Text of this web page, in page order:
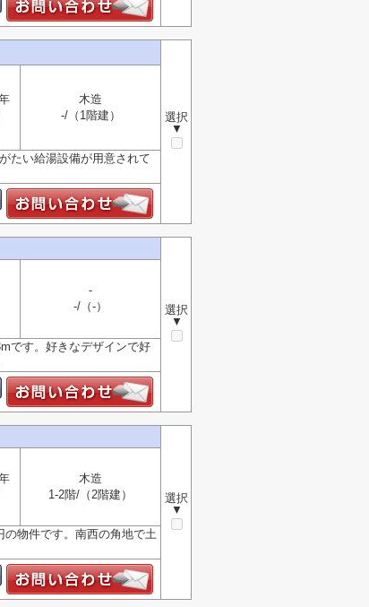
選択
▼
木造
-/（1階建）
たい給湯設備が用意されて
選択
▼
-
-/（-）
です。好きなデザインで好
選択
▼
木造
1-2階/（2階建）
の物件です。南西の角地で土